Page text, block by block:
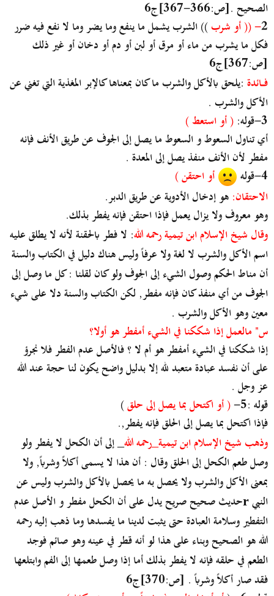
الصحيح .[ص:366-367]ج6
2- (( أو شرب)) الشرب يشمل ما ينفع وما يضر وما لا نفع فيه ضرر
فكل ما يشرب من ماء أو مرق أو لبن أو دم أو دخان أو غير ذلك
[ص:367]ج6
فــائدة :يلحق بالأكل والشرب ما كان بمعناها كالإبر المغذية التي تغني عن
الأكل والشرب .
3-قوله:
( أو استعط )
أي تناول السعوط و السعوط ما يصل إلى الجوف عن طريق الأنف فإنه
مفطر لأن الأنف منفذ يصل إلى المعدة .
4-قوله
أو احتقن )
الاحتقان: هو إدخال الأدوية عن طريق الدبر.
وهو معروف ولا يزال يعمل فإذا احتقن فإنه يفطر بذلك.
وقال شيخ الإسلام ابن تيمية رحمه الله: لا فطر بالحقنة لأنه لا يطلق عليه
اسم الأكل والشرب لا لغة ولا عرفاً وليس هناك دليل في الكتاب والسنة
أن مناط الحكم وصول الشيء إلى الجوف ولو كان لقلنا : كل ما وصل إلى
الجوف من أي منفذ كان فإنه مفطر, لكن الكتاب والسنة دلا على شيء
معين وهو الأكل والشرب .
س" مالعمل إذا شككنا في الشيء أمفطر هو أولا؟
إذا شككنا في الشيء أمفطر هو أم لا ؟ فالأصل عدم الفطر فلا نجرؤ
على أن نفسد عبادة متعبد لله إلا بدليل واضح يكون لنا حجة عند الله
عز وجل .
قوله :5-
( أو اكتحل بما يصل إلى حلق)
فإذا اكتحل بما يصل إلى الحلق فإنه يفطر,.
وذهب شيخ الإسلام ابن تيمية_رحمه الله_ إلى أن الكحل لا يفطر ولو
وصل طعم الكحل إلى الحلق وقال : أن هذا لا يسمى أكلاً وشرباً, ولا
بمعنى الأكل والشرب ولا يحصل به ما يحصل بالأكل والشرب وليس عن
النبي rحديث صحيح صريح يدل على أن الكحل مفطر و الأصل عدم
التفطير وسلامة العبادة حتى يثبت لدينا ما يفسدها وما ذهب إليه رحمه
الله هو الصحيح وبناء على هذا لو أنه قطر في عينه وهو صائم فوجد
الطعم في حلقه فإنه لا يفطر بذلك أما إذا وصل طعمها إلى الفم وابتلعها
فقد صار أكلاً وشرباً . [ص:370]ج6